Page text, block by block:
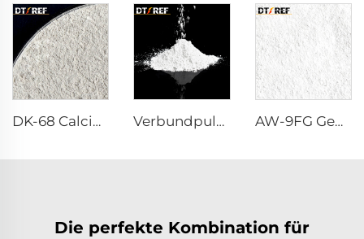
DK-68 Calciumaluminat-Zement Verbundpulver Reaktives α-Al₂O₃ Pulver AW-9FG Gebranntes α-Al₂O₃ Pulver
Die perfekte Kombination für